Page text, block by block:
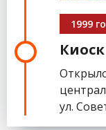
1999
ул.